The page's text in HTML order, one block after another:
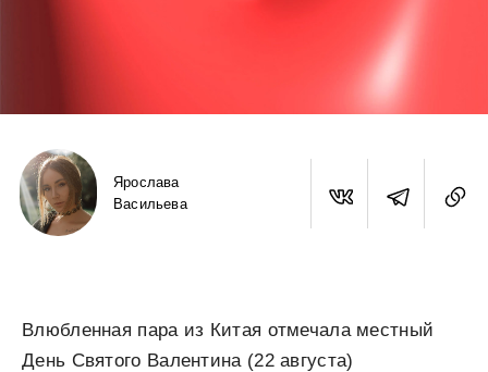
Ярослава
Васильева
Влюбленная пара из Китая отмечала местный
День Святого Валентина (22 августа)